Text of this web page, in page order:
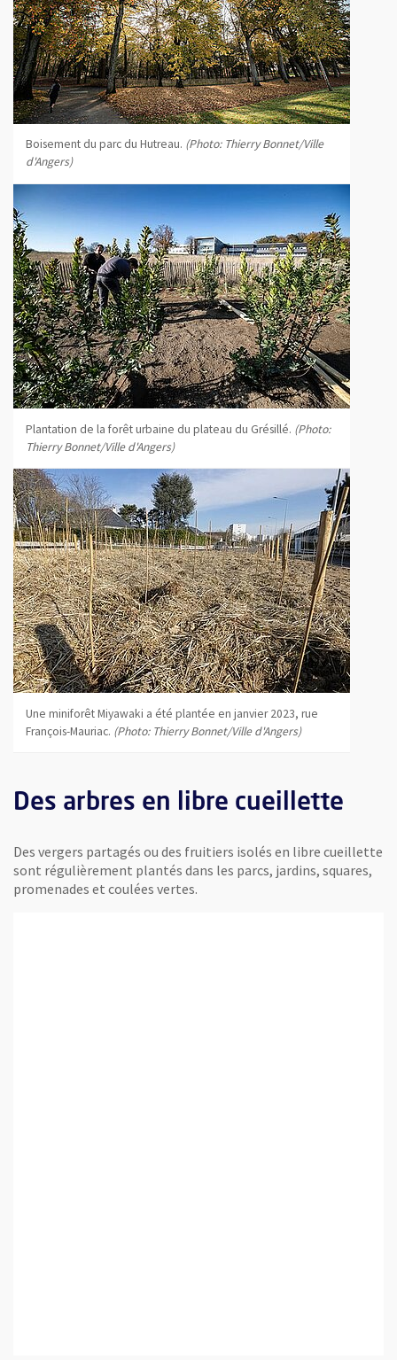
Boisement du parc du Hutreau. (Photo: Thierry Bonnet/Ville
d'Angers)
Plantation de la forêt urbaine du plateau du Grésillé. (Photo:
Thierry Bonnet/Ville d'Angers)
Une miniforêt Miyawaki a été plantée en janvier 2023, rue
François-Mauriac. (Photo: Thierry Bonnet/Ville d'Angers)
Des arbres en libre cueillette
Des vergers partagés ou des fruitiers isolés en libre cueillette
sont régulièrement plantés dans les parcs, jardins, squares,
promenades et coulées vertes.